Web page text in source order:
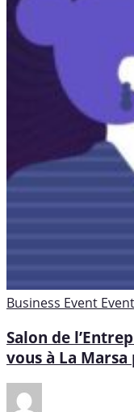
Business Event
Salon de
vous à La